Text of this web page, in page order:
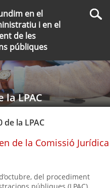
en el
i en el
de les
públiques
la LPAC
de la LPAC
de la Comissió Jurídica
del procediment